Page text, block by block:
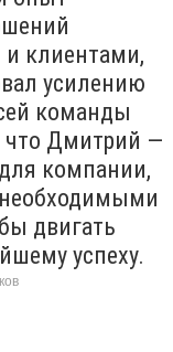
и клиентами,
усилению
команды
что Дмитрий —
компании,
двигать
успеху.